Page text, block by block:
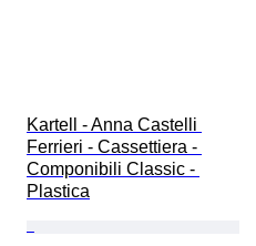
Kartell - Anna Castelli
Ferrieri - Cassettiera -
Componibili Classic -
Plastica